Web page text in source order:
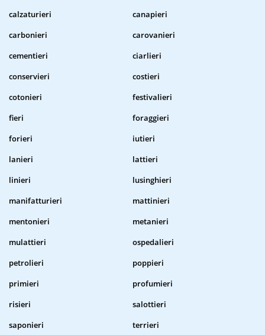
calzaturieri
canapieri
carbonieri
carovanieri
cementieri
ciarlieri
conservieri
costieri
cotonieri
festivalieri
fieri
foraggieri
forieri
iutieri
lanieri
lattieri
linieri
lusinghieri
manifatturieri
mattinieri
mentonieri
metanieri
mulattieri
ospedalieri
petrolieri
poppieri
primieri
profumieri
risieri
salottieri
saponieri
terrieri